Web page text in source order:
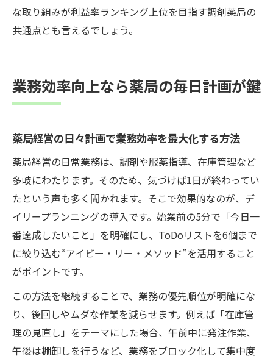
な取り組みが利益率ランキング上位を目指す調剤薬局の
共通点とも言えるでしょう。
業務効率向上なら薬局の毎日計画が鍵
薬局経営の日々計画で業務効率を最大化する方法
薬局経営の日常業務は、調剤や服薬指導、在庫管理など
多岐にわたります。そのため、気づけば1日が終わってい
たという声も多く聞かれます。そこで効果的なのが、デ
イリープランニングの導入です。始業前の5分で「今日一
番達成したいこと」を明確にし、ToDoリストを6個まで
に絞り込む“アイビー・リー・メソッド”を活用すること
がポイントです。
この方法を継続することで、業務の優先順位が明確にな
り、後回しやムダな作業を減らせます。例えば「在庫管
理の見直し」をテーマにした場合、午前中に発注作業、
午後は棚卸しを行うなど、業務をブロック化して集中度